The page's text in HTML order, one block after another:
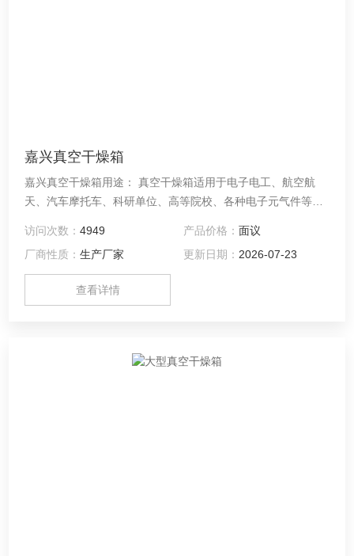
嘉兴真空干燥箱
嘉兴真空干燥箱用途： 真空干燥箱适用于电子电工、航空航
天、汽车摩托车、科研单位、高等院校、各种电子元气件等相
时的适应性试验，检测其各性能指标。
访问次数：4949 产品价格： 面议
厂商性质：生产厂家 更新日期： 2026-07-23
查看详情